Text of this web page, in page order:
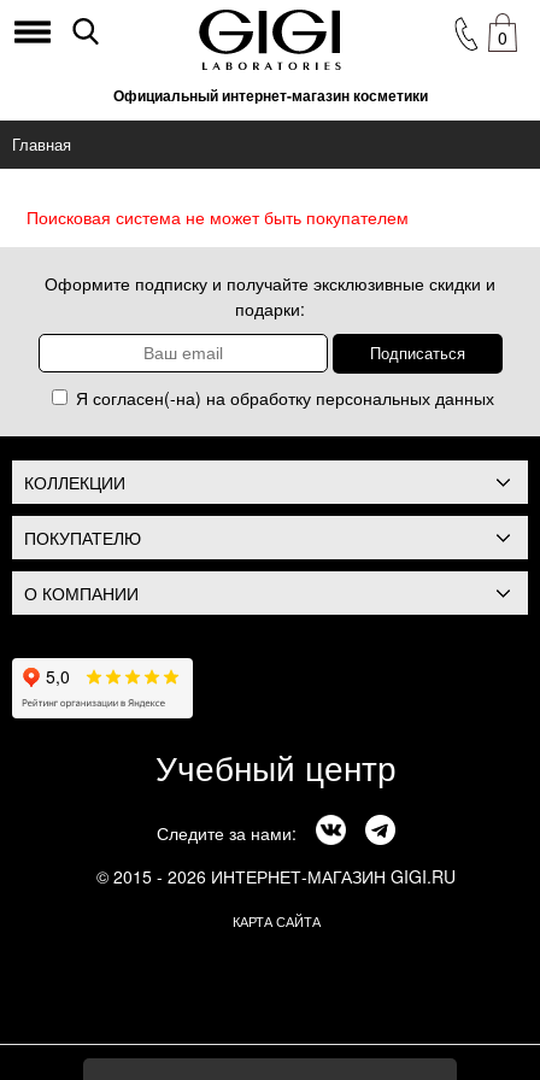
Официальный интернет-магазин косметики
0
Главная
Поисковая система не может быть покупателем
Оформите подписку и получайте эксклюзивные скидки и
подарки:
Я согласен(-на) на обработку персональных данных
КОЛЛЕКЦИИ
ПОКУПАТЕЛЮ
О КОМПАНИИ
Учебный центр
Следите за нами:
© 2015 - 2026 ИНТЕРНЕТ-МАГАЗИН GIGI.RU
КАРТА САЙТА